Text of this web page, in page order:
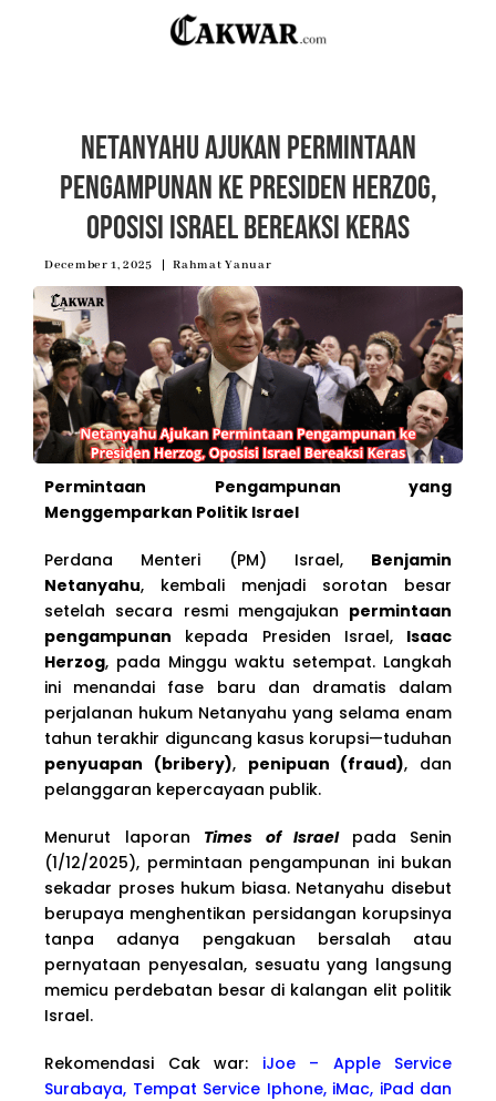
Netanyahu Ajukan Permintaan
Pengampunan ke Presiden Herzog,
Oposisi Israel Bereaksi Keras
December 1, 2025 Rahmat Yanuar
Permintaan Pengampunan yang
Menggemparkan Politik Israel
Perdana Menteri (PM) Israel, Benjamin
Netanyahu, kembali menjadi sorotan besar
setelah secara resmi mengajukan permintaan
pengampunan kepada Presiden Israel, Isaac
Herzog, pada Minggu waktu setempat. Langkah
ini menandai fase baru dan dramatis dalam
perjalanan hukum Netanyahu yang selama enam
tahun terakhir diguncang kasus korupsi—tuduhan
penyuapan (bribery), penipuan (fraud), dan
pelanggaran kepercayaan publik.
Menurut laporan Times of Israel pada Senin
(1/12/2025), permintaan pengampunan ini bukan
sekadar proses hukum biasa. Netanyahu disebut
berupaya menghentikan persidangan korupsinya
tanpa adanya pengakuan bersalah atau
pernyataan penyesalan, sesuatu yang langsung
memicu perdebatan besar di kalangan elit politik
Israel.
Rekomendasi Cak war: iJoe – Apple Service
Surabaya, Tempat Service Iphone, iMac, iPad dan